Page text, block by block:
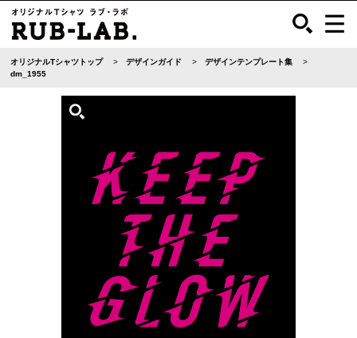
オリジナルTシャツトップ デザインガイド
デザインテンプレート集
dm_1955